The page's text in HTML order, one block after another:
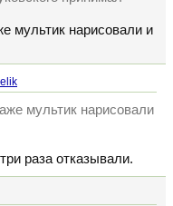
мультик нарисовали и
мультик нарисовали
раза отказывали.